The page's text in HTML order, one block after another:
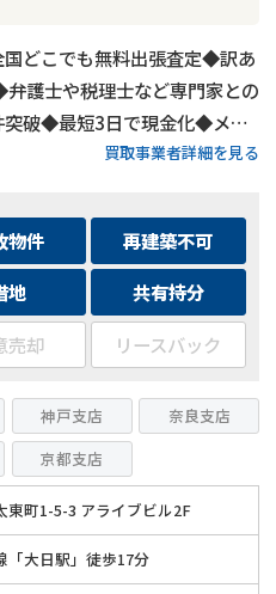
どこでも無料出張査定◆訳あ
護士や税理士など専門家との
破◆最短3日で現金化◆メー
買取事業者詳細を見る
物件
再建築不可
地
共有持分
売却 リースバック
神戸支店
奈良支店
京都支店
東町1-5-3 アライブビル2F
「大日駅」徒歩17分